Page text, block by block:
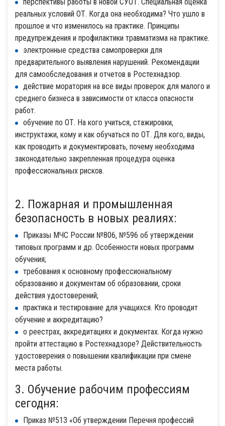
реальных условий ОТ. Когда она необходима? Что ушло в
прошлое и что изменилось на практике. Принципы
предупреждения и профилактики травматизма на практике.
электронные средства самопроверки для
предварительного выявления нарушений. Рекомендации
для самообследования и отчетов в Ростехнадзор.
действие моратория на все виды проверок для малого и
среднего бизнеса в зависимости от класса опасности
работ.
обучение по ОТ. На кого учиться, стажировки,
инструктажи, кому и как обучаться по ОТ. Для кого, виды,
как проводить и документировать, почему необходима
законодательно закрепленная процедура оценка
профессиональных рисков.
2. Пожарная и промышленная
безопасность в новых реалиях:
Приказы МЧС России №806, №596 об утверждении
типовых программ и др. Особенности новых программ
обучения;
требования к основному профессиональному
образованию и документам об образовании, сроки
действия удостоверений;
практика и тестирование для учащихся. Кто проводит
обучение и аккредитацию?
о реестрах, аккредитациях и документах. Когда нужно
пройти аттестацию в Ростехнадзоре? Действительность
удостоверения о повышении квалификации при смене
места работы.
3. Обучение рабочим профессиям
сегодня:
Приказ №513 «Об утверждении Перечня профессий